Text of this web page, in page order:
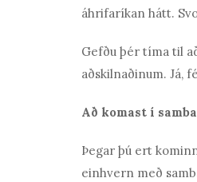
áhrifaríkan hátt.
Gefðu þér tíma til
aðskilnaðinum. Já,
Að komast í
Þegar þú ert
einhvern með